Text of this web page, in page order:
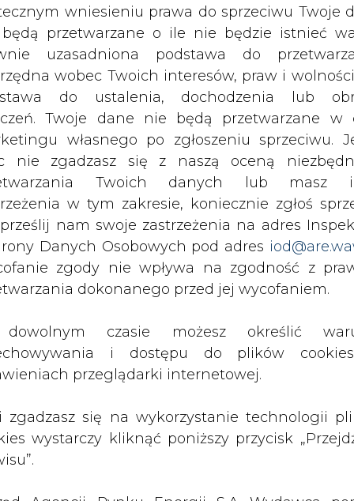
wniesieniu prawa do sprzeciwu Twoje
przetwarzane o ile nie będzie istnieć
uzasadniona podstawa do
wobec Twoich interesów, praw i
do ustalenia, dochodzenia lub
Twoje dane nie będą przetwarzane w
własnego po zgłoszeniu sprzeciwu.
nie zgadzasz się z naszą oceną
Twoich danych lub masz
w tym zakresie, koniecznie zgłoś
prześlij nam swoje zastrzeżenia na adres
Danych Osobowych pod adres
zgody nie wpływa na zgodność z
dokonanego przed jej wycofaniem.
czasie możesz określić
i dostępu do plików
przeglądarki internetowej.
zgadzasz się na wykorzystanie technologii
wystarczy kliknąć poniższy przycisk
się metanu zginęło według ostatnich
12 górników ma obywatelstwo
Republiki Czeskiej; 13 górnik jest
który udał się na miejsce
rodzinami ofiar górników i nad tymi
względu na duże stężenie metanu akcja
na piątek do Czech udali się też polscy
górniczego - wyposażeni w
gmachach publicznych zostają
są imprezy masowe, rozrywkowe,
Artykuł powstał bez wsparcia narzędzi sztucznej
inteligencji. Wydawca portalu CIRE zgadza się na
publikacji do szkoleń treningowych LLM.